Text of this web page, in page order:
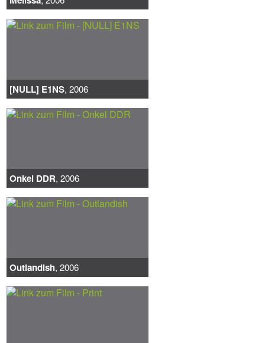
[NULL] E1NS, 2006
Onkel DDR, 2006
Outlandish, 2006